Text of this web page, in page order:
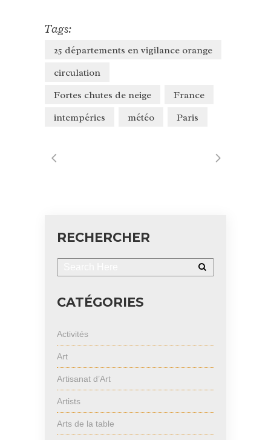
Tags:
25 départements en vigilance orange
circulation
Fortes chutes de neige
France
intempéries
météo Paris
RECHERCHER
CATÉGORIES
Activités
Art
Artisanat d’Art
Artists
Arts de la table